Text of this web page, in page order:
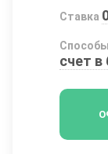
Ставка
счет в